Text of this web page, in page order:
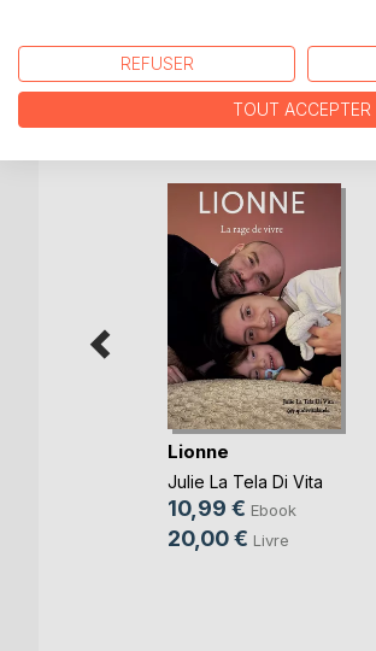
D’AUTRES
Lionne
Julie La Tela Di Vita
10,99 € Ebook
20,00 € Livre
REFUSER
TOUT ACCEPTER